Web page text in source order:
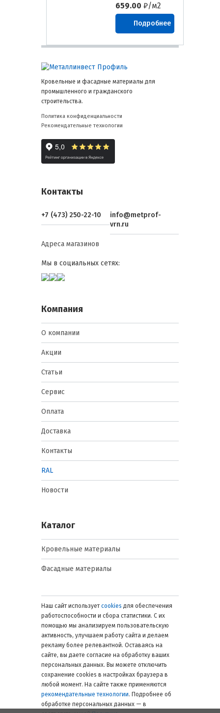
659.00 ₽/м2
Подробнее
Кровельные и фасадные материалы для
промышленного и гражданского
строительства.
Политика конфиденциальности
Рекомендательные технологии
Контакты
+7 (473) 250-22-10
info@metprof-
vrn.ru
Адреса магазинов
Мы в социальных сетях:
Компания
О компании
Акции
Статьи
Сервис
Оплата
Доставка
Контакты
RAL
Новости
Каталог
Кровельные материалы
Фасадные материалы
Наш сайт использует cookies для обеспечения
работоспособности и сбора статистики. С их
помощью мы анализируем пользовательскую
активность, улучшаем работу сайта и делаем
рекламу более релевантной. Оставаясь на
сайте, вы даете согласие на обработку ваших
персональных данных. Вы можете отключить
сохранение cookies в настройках браузера в
любой момент. На сайте также применяются
рекомендательные технологии. Подробнее об
обработке персональных данных — в